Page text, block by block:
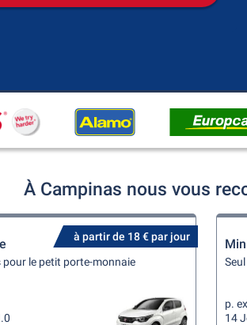
À Campinas nous vous
à partir de 18 € par jour
pour le petit porte-monnaie
p.
14